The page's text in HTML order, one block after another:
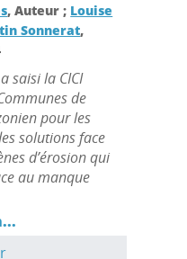
, Auteur ; Louise
Sonnerat,
saisi la CICI
de
pour les
solutions face
d’érosion qui
au manque